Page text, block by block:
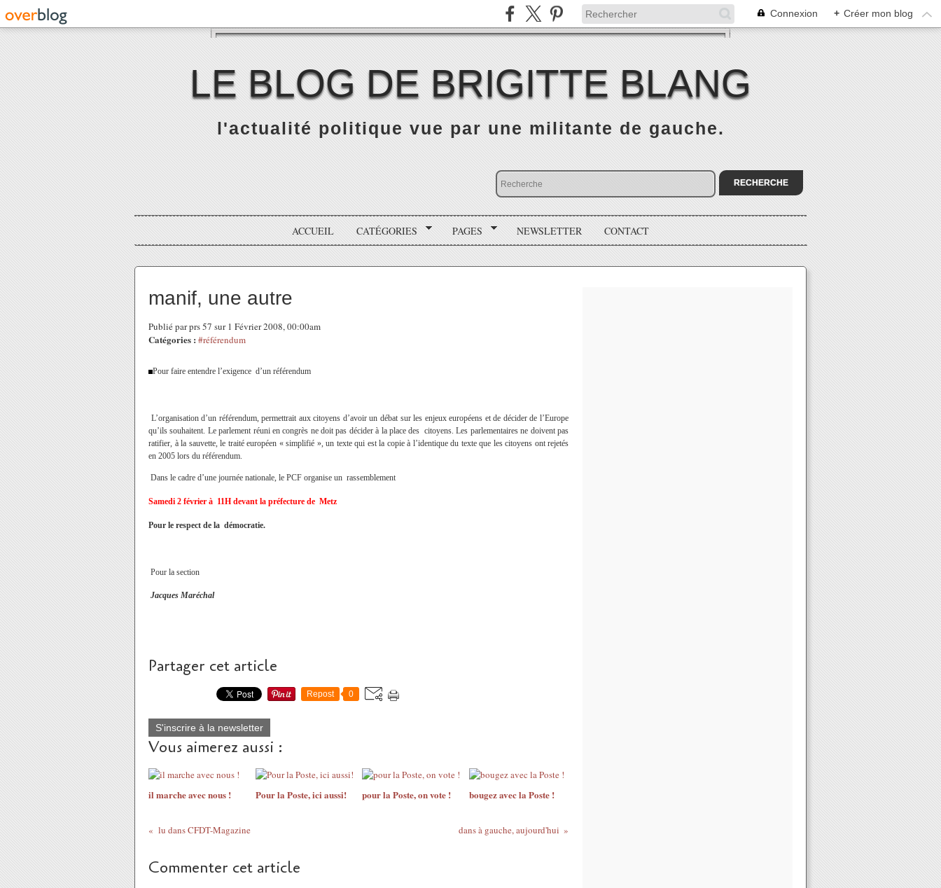
Connexion + Créer mon blog
LE BLOG DE BRIGITTE BLANG
l'actualité politique vue par une militante de gauche.
ACCUEIL CATÉGORIES PAGES NEWSLETTER CONTACT
manif, une autre
Publié par prs 57 sur 1 Février 2008, 00:00am
Catégories : #référendum
Pour faire entendre l’exigence d’un référendum
L’organisation d’un référendum, permettrait aux citoyens d’avoir un débat sur les enjeux européens et de décider de l’Europe
qu’ils souhaitent. Le parlement réuni en congrès ne doit pas décider à la place des citoyens. Les parlementaires ne doivent pas
ratifier, à la sauvette, le traité européen « simplifié », un texte qui est la copie à l’identique du texte que les citoyens ont rejetés
en 2005 lors du référendum.
Dans le cadre d’une journée nationale, le PCF organise un rassemblement
Samedi 2 février à 11H devant la préfecture de Metz
Pour le respect de la démocratie.
Pour la section
Jacques Maréchal
Partager cet article
Repost 0
S'inscrire à la newsletter
Vous aimerez aussi :
il marche avec nous ! Pour la Poste, ici aussi! pour la Poste, on vote ! bougez avec la Poste !
lu dans CFDT-Magazine dans à gauche, aujourd'hui
Commenter cet article